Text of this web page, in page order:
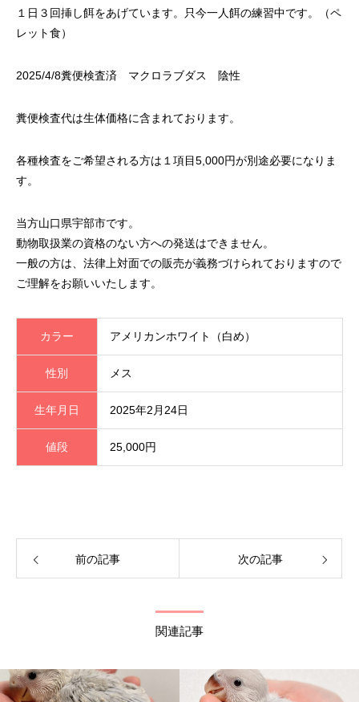
１日３回挿し餌をあげています。只今一人餌の練習中です。（ペ
レット食）
2025/4/8糞便検査済 マクロラブダス 陰性
糞便検査代は生体価格に含まれております。
各種検査をご希望される方は１項目5,000円が別途必要になりま
す。
当方山口県宇部市です。
動物取扱業の資格のない方への発送はできません。
一般の方は、法律上対面での販売が義務づけられておりますので
ご理解をお願いいたします。
カラー アメリカンホワイト（白め）
性別 メス
生年月日 2025年2月24日
値段 25,000円
前の記事 次の記事
関連記事